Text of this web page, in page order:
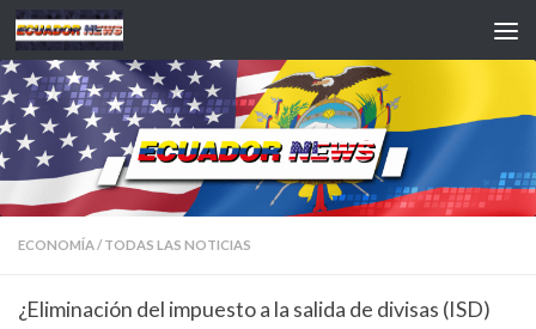
Saltar al contenido
ECONOMÍA/ TODAS LAS NOTICIAS
¿Eliminación del impuesto a la salida de divisas (ISD)